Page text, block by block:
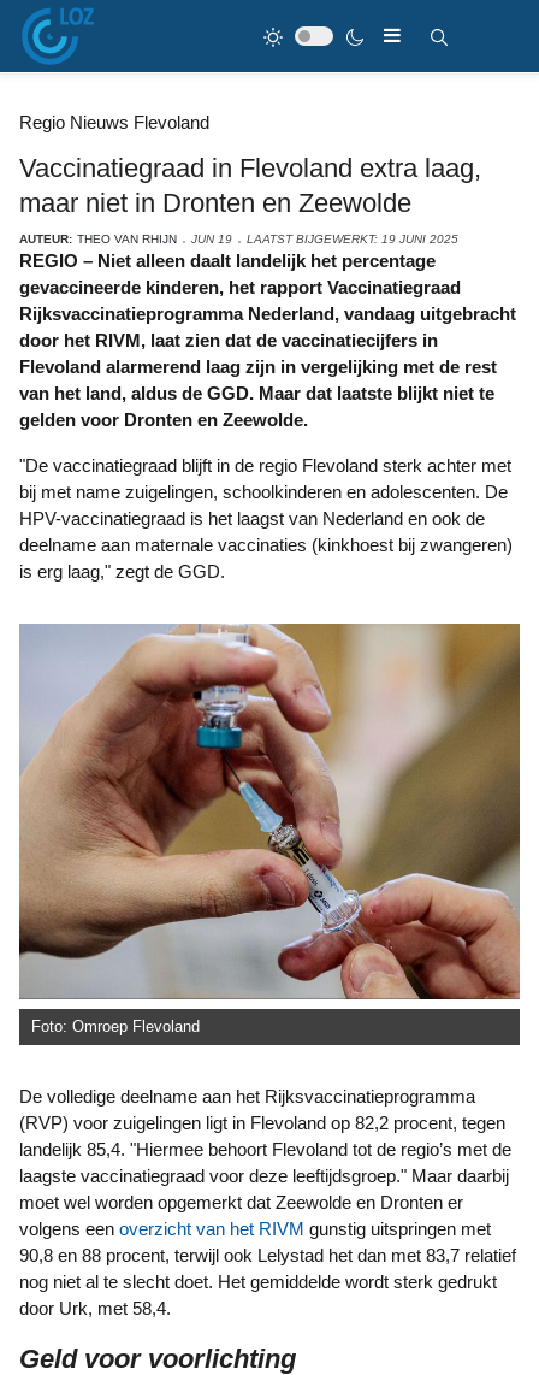
Regio Nieuws Flevoland
Vaccinatiegraad in Flevoland extra laag,
maar niet in Dronten en Zeewolde
AUTEUR: THEO VAN RHIJN JUN 19 LAATST BIJGEWERKT: 19 JUNI 2025
REGIO – Niet alleen daalt landelijk het percentage
gevaccineerde kinderen, het rapport Vaccinatiegraad
Rijksvaccinatieprogramma Nederland, vandaag uitgebracht
door het RIVM, laat zien dat de vaccinatiecijfers in
Flevoland alarmerend laag zijn in vergelijking met de rest
van het land, aldus de GGD. Maar dat laatste blijkt niet te
gelden voor Dronten en Zeewolde.
"De vaccinatiegraad blijft in de regio Flevoland sterk achter met
bij met name zuigelingen, schoolkinderen en adolescenten. De
HPV-vaccinatiegraad is het laagst van Nederland en ook de
deelname aan maternale vaccinaties (kinkhoest bij zwangeren)
is erg laag," zegt de GGD.
Foto: Omroep Flevoland
De volledige deelname aan het Rijksvaccinatieprogramma
(RVP) voor zuigelingen ligt in Flevoland op 82,2 procent, tegen
landelijk 85,4. "Hiermee behoort Flevoland tot de regio’s met de
laagste vaccinatiegraad voor deze leeftijdsgroep." Maar daarbij
moet wel worden opgemerkt dat Zeewolde en Dronten er
volgens een overzicht van het RIVM gunstig uitspringen met
90,8 en 88 procent, terwijl ook Lelystad het dan met 83,7 relatief
nog niet al te slecht doet. Het gemiddelde wordt sterk gedrukt
door Urk, met 58,4.
Geld voor voorlichting